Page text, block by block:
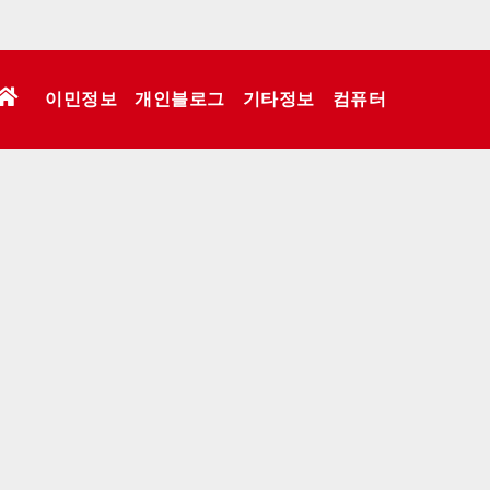
이민정보 개인블로그 기타정보 컴퓨터